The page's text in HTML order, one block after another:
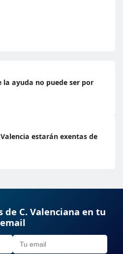
la ayuda no puede ser por
estarán exentas de
de C. Valenciana en tu
email